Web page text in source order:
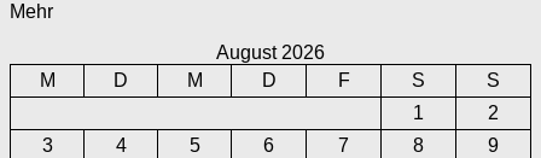
Mehr
August 2026
M
D M D F S
S
1
2
3
4 5 6 7 8
9